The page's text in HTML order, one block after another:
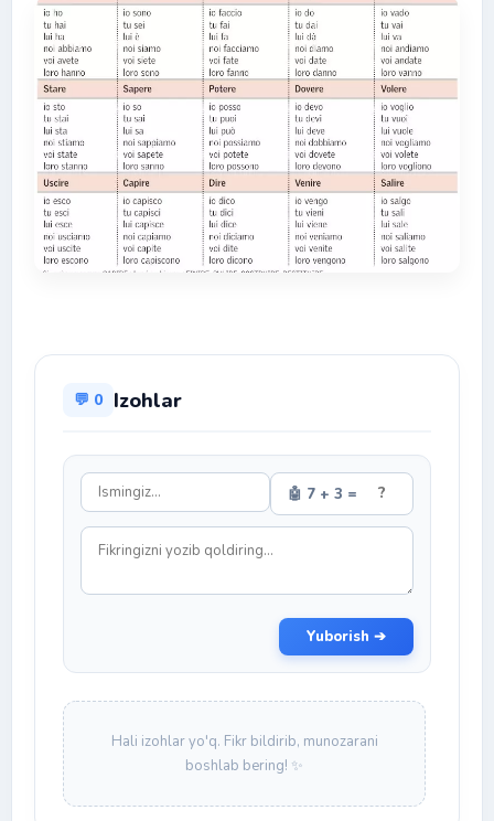
💬 0 Izohlar
🤖 7 + 3 =
Yuborish ➔
Hali izohlar yo'q. Fikr bildirib, munozarani
boshlab bering! ✨